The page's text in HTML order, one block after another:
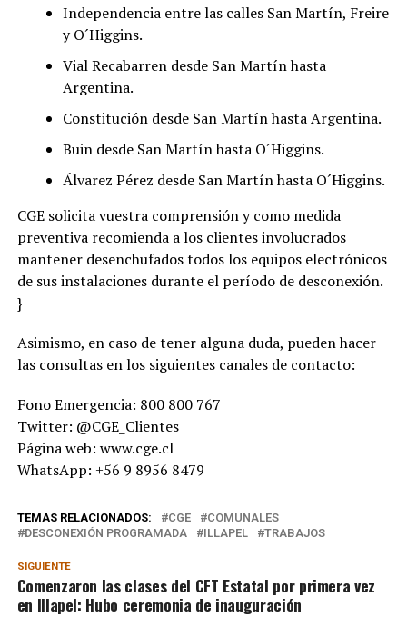
Independencia entre las calles San Martín, Freire
y O´Higgins.
Vial Recabarren desde San Martín hasta
Argentina.
Constitución desde San Martín hasta Argentina.
Buin desde San Martín hasta O´Higgins.
Álvarez Pérez desde San Martín hasta O´Higgins.
CGE solicita vuestra comprensión y como medida
preventiva recomienda a los clientes involucrados
mantener desenchufados todos los equipos electrónicos
de sus instalaciones durante el período de desconexión.
}
Asimismo, en caso de tener alguna duda, pueden hacer
las consultas en los siguientes canales de contacto:
Fono Emergencia: 800 800 767
Twitter: @CGE_Clientes
Página web: www.cge.cl
WhatsApp: +56 9 8956 8479
TEMAS RELACIONADOS: CGE
COMUNALES
DESCONEXIÓN PROGRAMADA
ILLAPEL TRABAJOS
SIGUIENTE
Comenzaron las clases del CFT Estatal por primera vez
en Illapel: Hubo ceremonia de inauguración